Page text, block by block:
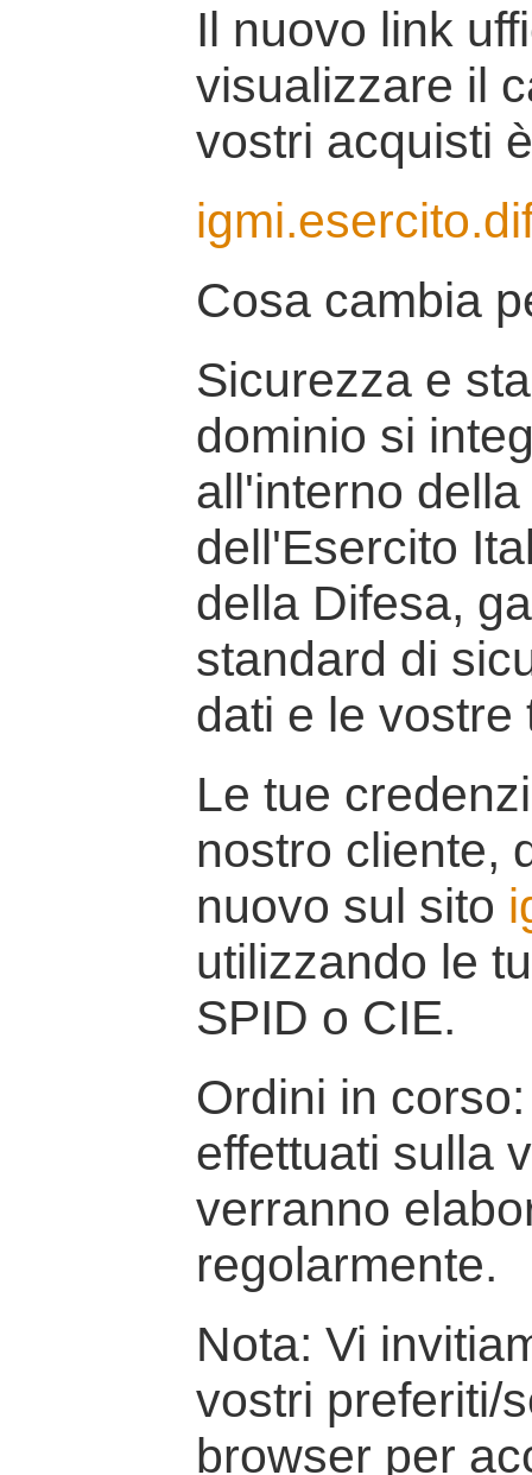
Il nuovo link
visualizzare il
vostri acquisti
Cosa cambia
Sicurezza e
dominio si
all'interno
dell'Esercito
della Difesa,
standard di
dati e le vostre
Le tue
nostro cliente,
nuovo sul sito
utilizzando le
SPID o CIE.
Ordini in
effettuati sulla
verranno
regolarmente.
Nota: Vi
vostri preferiti/
browser per